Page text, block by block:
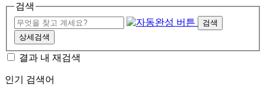
검색
검색
상세검색
결과 내 재검색
인기 검색어